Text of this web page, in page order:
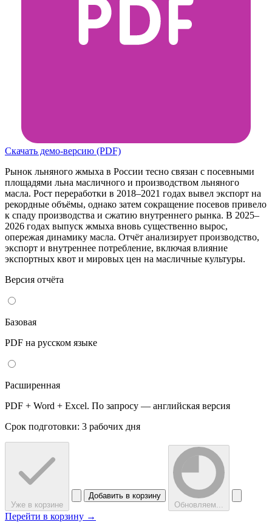
Скачать демо-версию (PDF)
Рынок льняного жмыха в России тесно связан с посевными
площадями льна масличного и производством льняного
масла. Рост переработки в 2018–2021 годах вывел экспорт на
рекордные объёмы, однако затем сокращение посевов привело
к спаду производства и сжатию внутреннего рынка. В 2025–
2026 годах выпуск жмыха вновь существенно вырос,
опережая динамику масла. Отчёт анализирует производство,
экспорт и внутреннее потребление, включая влияние
экспортных квот и мировых цен на масличные культуры.
Версия отчёта
Базовая
PDF на русском языке
Расширенная
PDF + Word + Excel. По запросу — английская версия
Срок подготовки: 3 рабочих дня
Уже в корзине
Добавить в корзину
Обновляем...
Перейти в корзину →